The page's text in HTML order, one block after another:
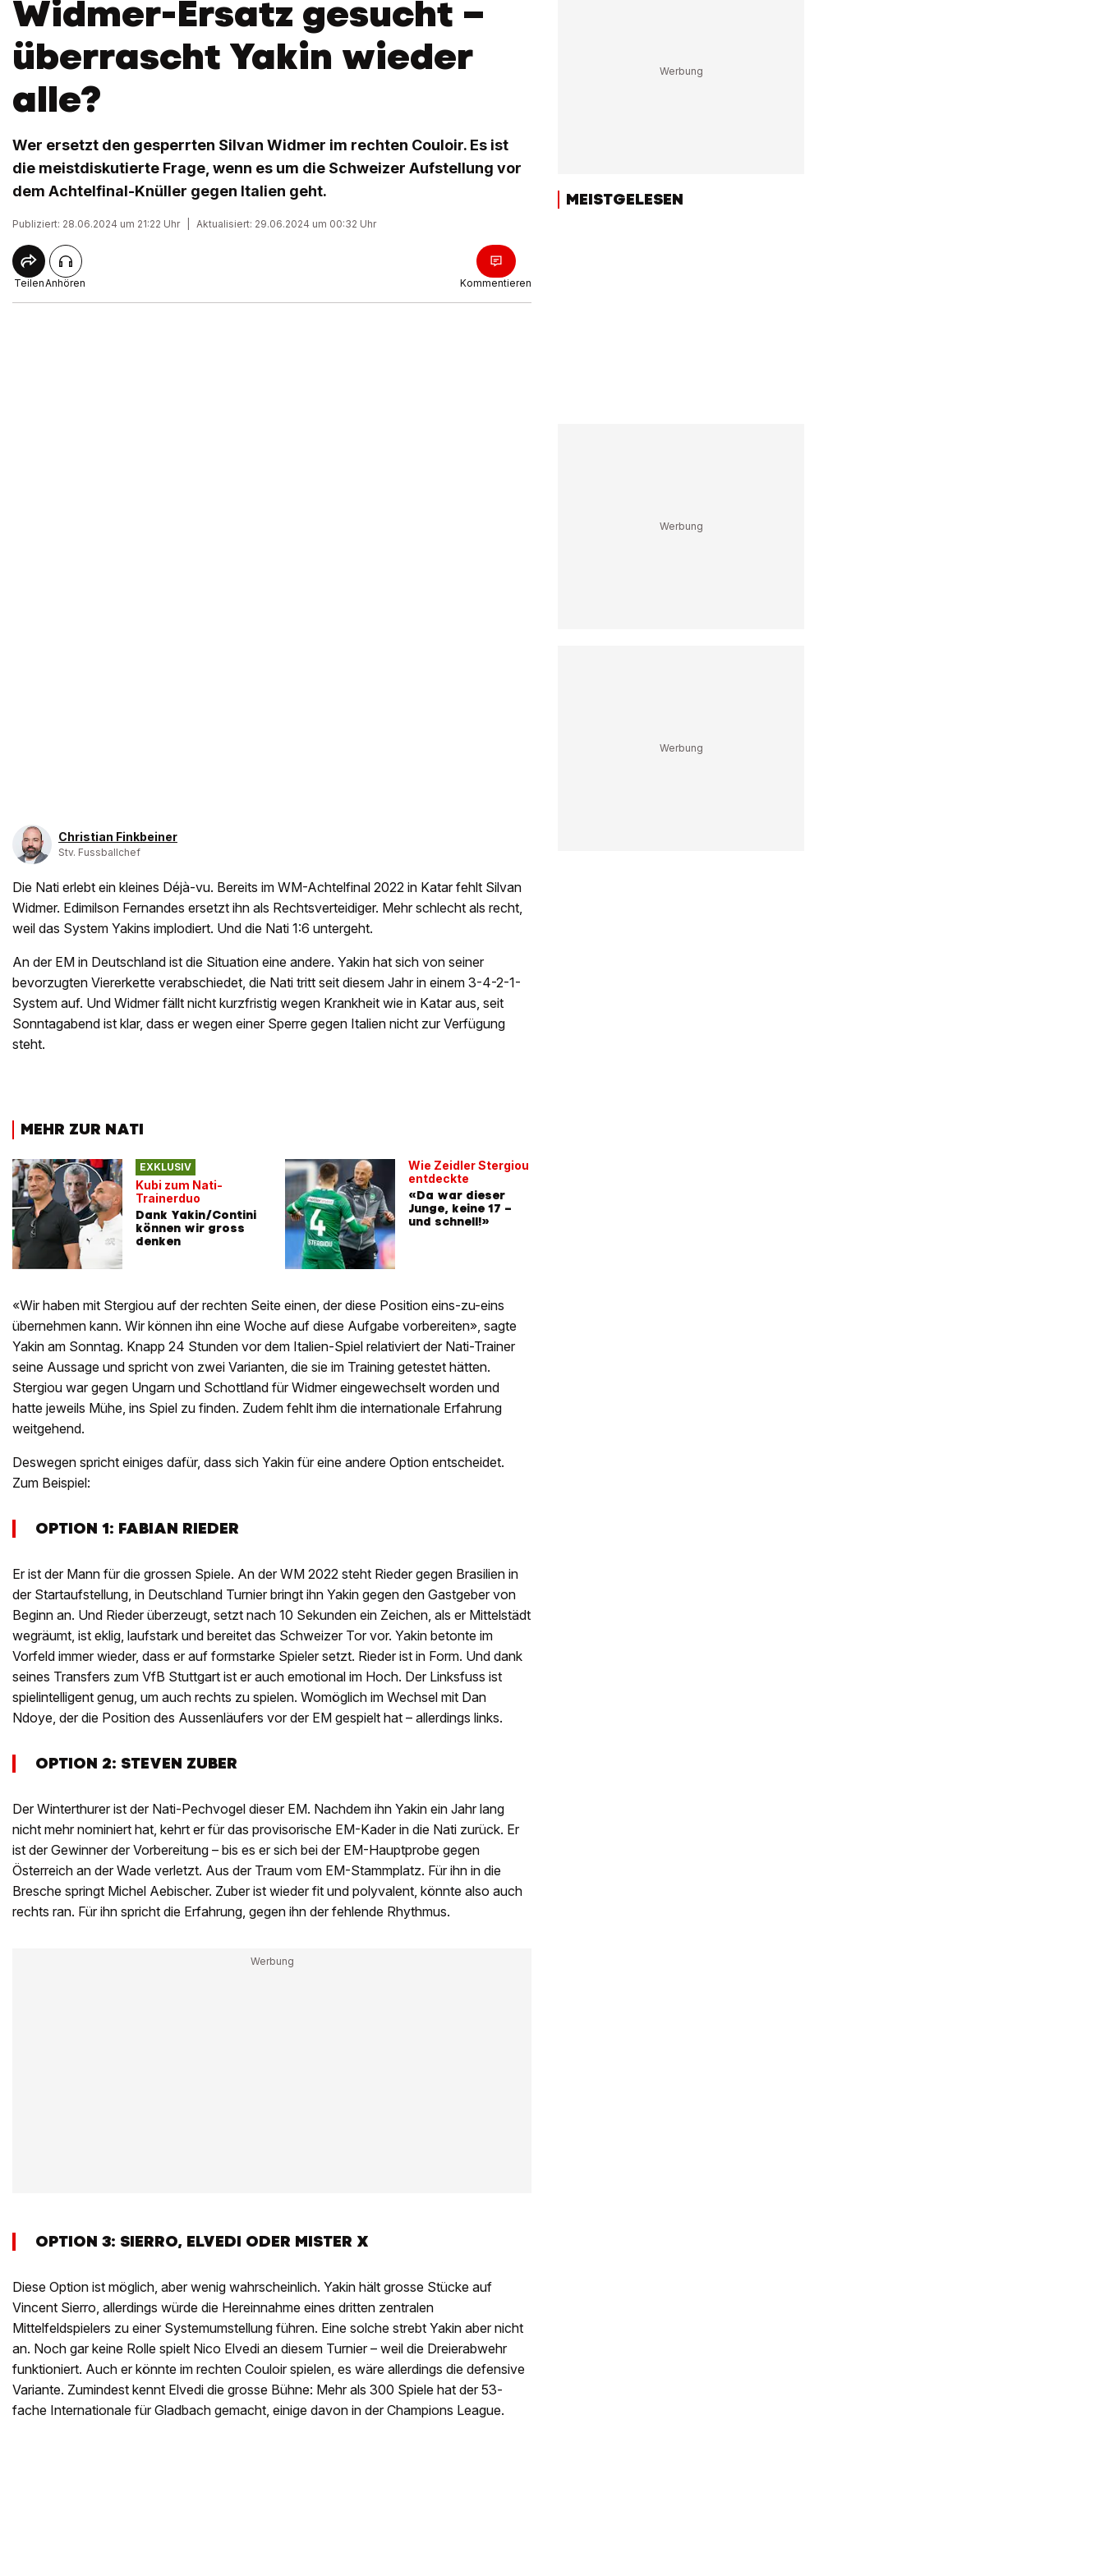
Widmer-Ersatz gesucht –
überrascht Yakin wieder
alle?
Wer ersetzt den gesperrten Silvan Widmer im rechten Couloir. Es ist
die meistdiskutierte Frage, wenn es um die Schweizer Aufstellung vor
dem Achtelfinal-Knüller gegen Italien geht.
Publiziert: 28.06.2024 um 21:22 Uhr Aktualisiert: 29.06.2024 um 00:32 Uhr
TeilenAnhören Kommentieren
Christian Finkbeiner
Stv. Fussballchef
Die Nati erlebt ein kleines Déjà-vu. Bereits im WM-Achtelfinal 2022 in Katar fehlt Silvan
Widmer. Edimilson Fernandes ersetzt ihn als Rechtsverteidiger. Mehr schlecht als recht,
weil das System Yakins implodiert. Und die Nati 1:6 untergeht.
An der EM in Deutschland ist die Situation eine andere. Yakin hat sich von seiner
bevorzugten Viererkette verabschiedet, die Nati tritt seit diesem Jahr in einem 3-4-2-1-
System auf. Und Widmer fällt nicht kurzfristig wegen Krankheit wie in Katar aus, seit
Sonntagabend ist klar, dass er wegen einer Sperre gegen Italien nicht zur Verfügung
steht.
MEHR ZUR NATI
EXKLUSIV
Kubi zum Nati-
Trainerduo
Dank Yakin/Contini
können wir gross
denken
Wie Zeidler Stergiou
entdeckte
«Da war dieser
Junge, keine 17 –
und schnell!»
«Wir haben mit Stergiou auf der rechten Seite einen, der diese Position eins-zu-eins
übernehmen kann. Wir können ihn eine Woche auf diese Aufgabe vorbereiten», sagte
Yakin am Sonntag. Knapp 24 Stunden vor dem Italien-Spiel relativiert der Nati-Trainer
seine Aussage und spricht von zwei Varianten, die sie im Training getestet hätten.
Stergiou war gegen Ungarn und Schottland für Widmer eingewechselt worden und
hatte jeweils Mühe, ins Spiel zu finden. Zudem fehlt ihm die internationale Erfahrung
weitgehend.
Deswegen spricht einiges dafür, dass sich Yakin für eine andere Option entscheidet.
Zum Beispiel:
OPTION 1: FABIAN RIEDER
Er ist der Mann für die grossen Spiele. An der WM 2022 steht Rieder gegen Brasilien in
der Startaufstellung, in Deutschland Turnier bringt ihn Yakin gegen den Gastgeber von
Beginn an. Und Rieder überzeugt, setzt nach 10 Sekunden ein Zeichen, als er Mittelstädt
wegräumt, ist eklig, laufstark und bereitet das Schweizer Tor vor. Yakin betonte im
Vorfeld immer wieder, dass er auf formstarke Spieler setzt. Rieder ist in Form. Und dank
seines Transfers zum VfB Stuttgart ist er auch emotional im Hoch. Der Linksfuss ist
spielintelligent genug, um auch rechts zu spielen. Womöglich im Wechsel mit Dan
Ndoye, der die Position des Aussenläufers vor der EM gespielt hat – allerdings links.
OPTION 2: STEVEN ZUBER
Der Winterthurer ist der Nati-Pechvogel dieser EM. Nachdem ihn Yakin ein Jahr lang
nicht mehr nominiert hat, kehrt er für das provisorische EM-Kader in die Nati zurück. Er
ist der Gewinner der Vorbereitung – bis es er sich bei der EM-Hauptprobe gegen
Österreich an der Wade verletzt. Aus der Traum vom EM-Stammplatz. Für ihn in die
Bresche springt Michel Aebischer. Zuber ist wieder fit und polyvalent, könnte also auch
rechts ran. Für ihn spricht die Erfahrung, gegen ihn der fehlende Rhythmus.
OPTION 3: SIERRO, ELVEDI ODER MISTER X
Diese Option ist möglich, aber wenig wahrscheinlich. Yakin hält grosse Stücke auf
Vincent Sierro, allerdings würde die Hereinnahme eines dritten zentralen
Mittelfeldspielers zu einer Systemumstellung führen. Eine solche strebt Yakin aber nicht
an. Noch gar keine Rolle spielt Nico Elvedi an diesem Turnier – weil die Dreierabwehr
funktioniert. Auch er könnte im rechten Couloir spielen, es wäre allerdings die defensive
Variante. Zumindest kennt Elvedi die grosse Bühne: Mehr als 300 Spiele hat der 53-
fache Internationale für Gladbach gemacht, einige davon in der Champions League.
MEISTGELESEN